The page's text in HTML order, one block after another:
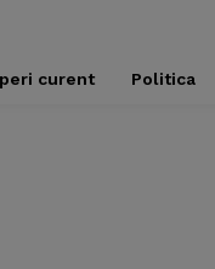
curent Politica